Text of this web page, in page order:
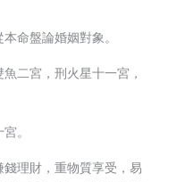
命盤論婚姻對象。
二宮，刑火星十一宮，
。
理財，重物質享受，易